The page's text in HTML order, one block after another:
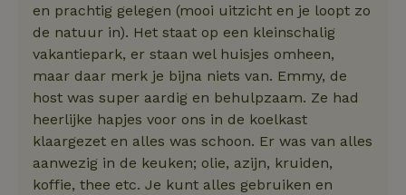
en prachtig gelegen (mooi uitzicht en je loopt zo
de natuur in). Het staat op een kleinschalig
vakantiepark, er staan wel huisjes omheen,
maar daar merk je bijna niets van. Emmy, de
host was super aardig en behulpzaam. Ze had
heerlijke hapjes voor ons in de koelkast
klaargezet en alles was schoon. Er was van alles
aanwezig in de keuken; olie, azijn, kruiden,
koffie, thee etc. Je kunt alles gebruiken en